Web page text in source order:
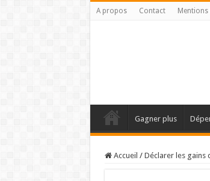
A propos Contact Mentions
Gagner plus
Accueil / Déclarer les gains